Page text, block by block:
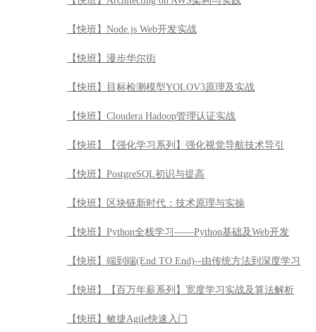
【快班】Node.js Web开发实战
【快班】漫步华尔街
【快班】目标检测模型YOLOV3原理及实战
【快班】Cloudera Hadoop管理认证实战
【快班】【强化学习系列】强化视觉导航技术导引
【快班】PostgreSQL初识与提高
【快班】区块链新时代：技术原理与实操
【快班】Python全栈学习——Python基础及Web开发
【快班】端到端(End TO End)--由传统方法到深度学习
【快班】【百万年薪系列】宽度学习实战及算法解析
【快班】敏捷Agile快速入门